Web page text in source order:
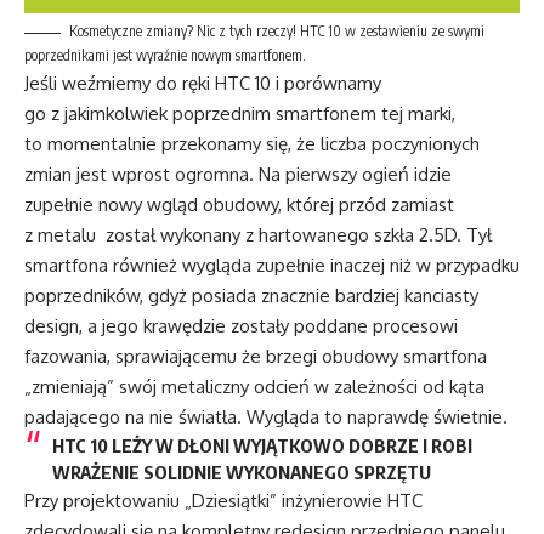
Kosmetyczne zmiany? Nic z tych rzeczy! HTC 10 w zestawieniu ze swymi
poprzednikami jest wyraźnie nowym smartfonem.
Jeśli weźmiemy do ręki HTC 10 i porównamy
go z jakimkolwiek poprzednim smartfonem tej marki,
to momentalnie przekonamy się, że liczba poczynionych
zmian jest wprost ogromna. Na pierwszy ogień idzie
zupełnie nowy wgląd obudowy, której przód zamiast
z metalu został wykonany z hartowanego szkła 2.5D. Tył
smartfona również wygląda zupełnie inaczej niż w przypadku
poprzedników, gdyż posiada znacznie bardziej kanciasty
design, a jego krawędzie zostały poddane procesowi
fazowania, sprawiającemu że brzegi obudowy smartfona
„zmieniają” swój metaliczny odcień w zależności od kąta
padającego na nie światła. Wygląda to naprawdę świetnie.
HTC 10 LEŻY W DŁONI WYJĄTKOWO DOBRZE I ROBI
WRAŻENIE SOLIDNIE WYKONANEGO SPRZĘTU
Przy projektowaniu „Dziesiątki” inżynierowie HTC